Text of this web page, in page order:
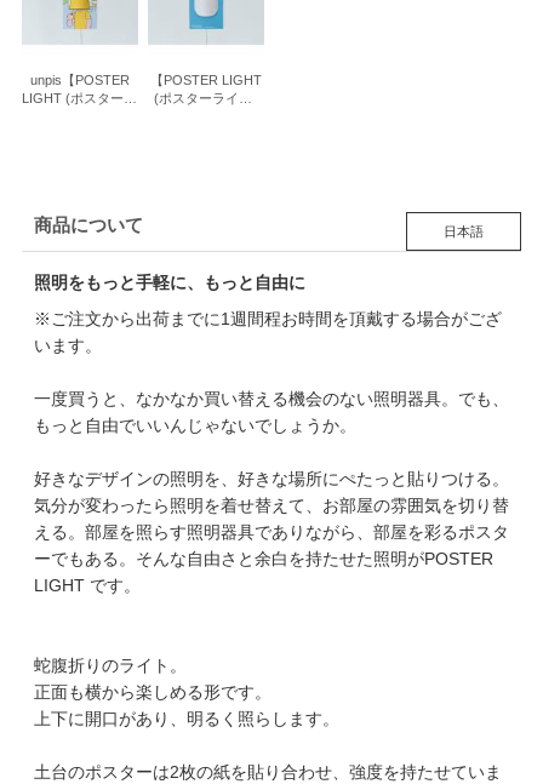
unpis【POSTER
LIGHT (ポスターラ
【POSTER LIGHT
(ポスターライト)
商品について 日本語
照明をもっと手軽に、もっと自由に
※ご注文から出荷までに1週間程お時間を頂戴する場合がござ
います。
一度買うと、なかなか買い替える機会のない照明器具。でも、
もっと自由でいいんじゃないでしょうか。
好きなデザインの照明を、好きな場所にぺたっと貼りつける。
気分が変わったら照明を着せ替えて、お部屋の雰囲気を切り替
える。部屋を照らす照明器具でありながら、部屋を彩るポスタ
ーでもある。そんな自由さと余白を持たせた照明がPOSTER
LIGHT です。
蛇腹折りのライト。
正面も横から楽しめる形です。
上下に開口があり、明るく照らします。
土台のポスターは2枚の紙を貼り合わせ、強度を持たせていま